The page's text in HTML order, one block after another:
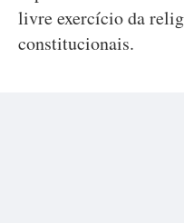
livre exercício da
constitucionais.